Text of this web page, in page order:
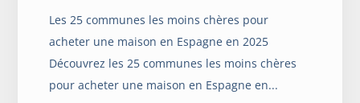
Les 25 communes les moins chères pour
acheter une maison en Espagne en 2025
Découvrez les 25 communes les moins chères
pour acheter une maison en Espagne en...